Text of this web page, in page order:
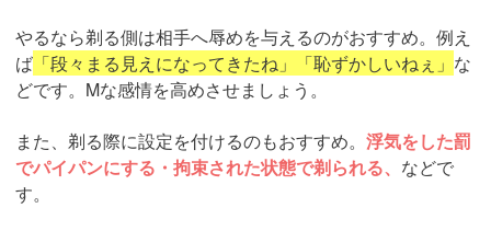
やるなら剃る側は相手へ辱めを与えるのがおすすめ。例え
ば 「段々まる見えになってきたね」「恥ずかしいねぇ」 な
どです。Mな感情を高めさせましょう。
また、剃る際に設定を付けるのもおすすめ。 浮気をした罰
でパイパンにする・拘束された状態で剃られる、 などで
す。